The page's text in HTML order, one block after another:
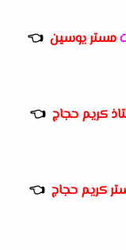
مستر يوسين 👈
كريم حجاج 👈
كريم حجاج 👈